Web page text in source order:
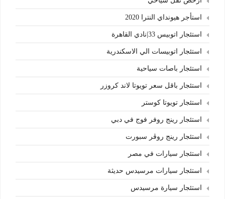
استأجر هيونداي النترا 2020
استئجار اتوبيس 33|نادي القاهرة
استئجار اتوبيسات الي الاسكندرية
استئجار باصات سياحية
استئجار باقل سعر تويوتا لاند كروزر
استئجار تويوتا كوستر
استئجار رينج روفر فوج في دبي
استئجار رينج روڤر سبورت
استئجار سيارات في مصر
استئجار سيارات مرسيدس حديثة
استئجار سيارة مرسيدس